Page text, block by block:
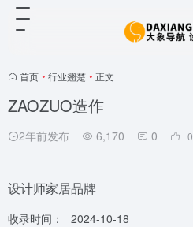
首页 • 行业翘楚 • 正文
ZAOZUO造作
2年前发布 6,170 0 0
设计师家居品牌
收录时间：
2024-10-18